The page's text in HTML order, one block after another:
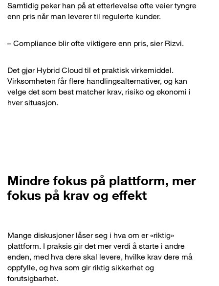
Samtidig peker han på at etterlevelse ofte veier tyngre
enn pris når man leverer til regulerte kunder.
– Compliance blir ofte viktigere enn pris, sier Rizvi.
Det gjør Hybrid Cloud til et praktisk virkemiddel.
Virksomheten får flere handlingsalternativer, og kan
velge det som best matcher krav, risiko og økonomi i
hver situasjon.
Mindre fokus på plattform, mer
fokus på krav og effekt
Mange diskusjoner låser seg i hva om er «riktig»
plattform. I praksis gir det mer verdi å starte i andre
enden, med hva dere skal levere, hvilke krav dere må
oppfylle, og hva som gir riktig sikkerhet og
forutsigbarhet.